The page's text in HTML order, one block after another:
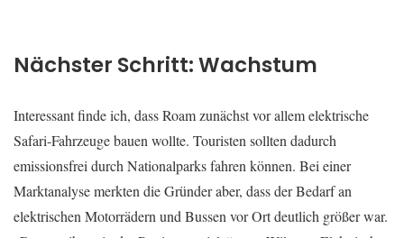
Nächster Schritt: Wachstum
Interessant finde ich, dass Roam zunächst vor allem elektrische
Safari-Fahrzeuge bauen wollte. Touristen sollten dadurch
emissionsfrei durch Nationalparks fahren können. Bei einer
Marktanalyse merkten die Gründer aber, dass der Bedarf an
elektrischen Motorrädern und Bussen vor Ort deutlich größer war.